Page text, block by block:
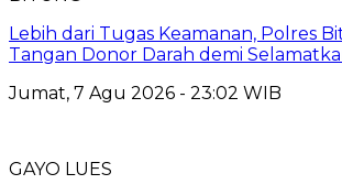
Lebih dari Tugas Keamanan, Polres
Tangan Donor Darah demi
Jumat, 7 Agu 2026 - 23:02 WIB
GAYO LUES